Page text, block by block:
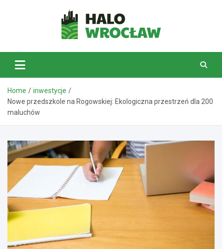
HaloWrocław.pl
Home
inwestycje
Nowe przedszkole na Rogowskiej: Ekologiczna przestrzeń dla 200
maluchów